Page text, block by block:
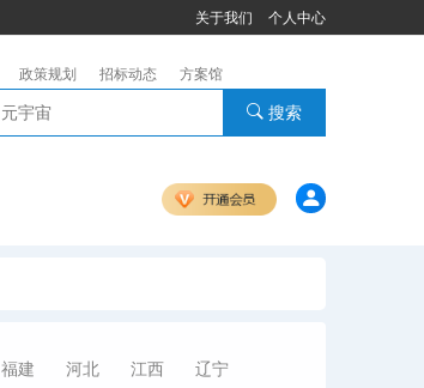
关于我们 个人中心
政策规划 招标动态 方案馆
搜索
福建 河北 江西 辽宁